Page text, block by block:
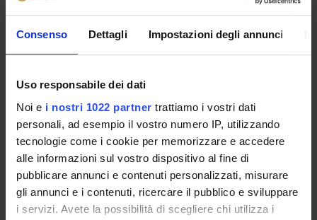
Consenso Dettagli Impostazioni degli annunci
Uso responsabile dei dati
Noi e i nostri 1022 partner trattiamo i vostri dati
personali, ad esempio il vostro numero IP, utilizzando
tecnologie come i cookie per memorizzare e accedere
alle informazioni sul vostro dispositivo al fine di
pubblicare annunci e contenuti personalizzati, misurare
gli annunci e i contenuti, ricercare il pubblico e sviluppare
i servizi. Avete la possibilità di scegliere chi utilizza i
the neuronavigation system (NSS) and the Video-EEG
complemented by a 32-channel EEG cap enabling improved
spatial resolution.
SPONSORS:
EB Neuro SpA
Funds:assigned and managed by the department